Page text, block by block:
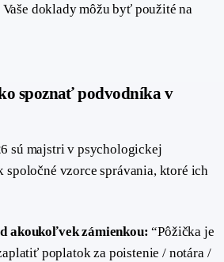
Vaše doklady môžu byť použité na
spoznať podvodníka v
sú majstri v psychologickej
vzorce správania, ktoré ich
akoukoľvek zámienkou: “Pôžička je
poplatok za poistenie / notára /